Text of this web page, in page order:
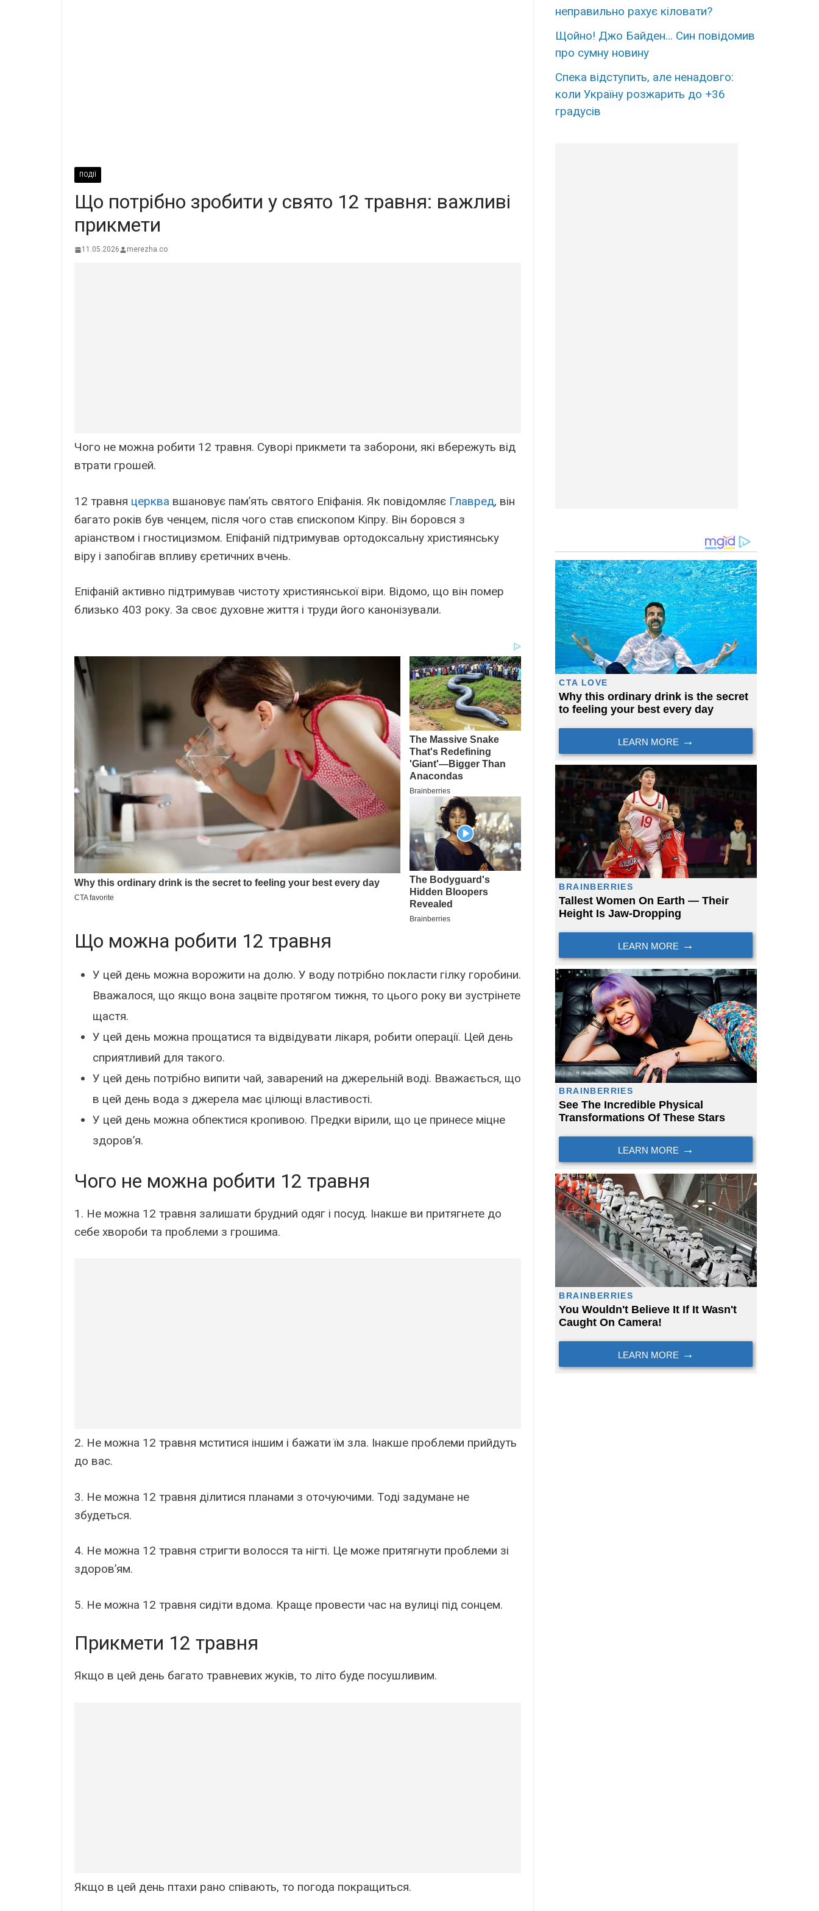
ПОДІЇ
Що потрібно зробити у свято 12 травня: важливі
прикмети
11.05.2026 merezha.co
Чого не можна робити 12 травня. Суворі прикмети та заборони, які вбережуть від
втрати грошей.
12 травня церква вшановує пам’ять святого Епіфанія. Як повідомляє Главред, він
багато років був ченцем, після чого став єпископом Кіпру. Він боровся з
аріанством і гностицизмом. Епіфаній підтримував ортодоксальну християнську
віру і запобігав впливу єретичних вчень.
Епіфаній активно підтримував чистоту християнської віри. Відомо, що він помер
близько 403 року. За своє духовне життя і труди його канонізували.
Що можна робити 12 травня
У цей день можна ворожити на долю. У воду потрібно покласти гілку горобини.
Вважалося, що якщо вона зацвіте протягом тижня, то цього року ви зустрінете
щастя.
У цей день можна прощатися та відвідувати лікаря, робити операції. Цей день
сприятливий для такого.
У цей день потрібно випити чай, заварений на джерельній воді. Вважається, що
в цей день вода з джерела має цілющі властивості.
У цей день можна обпектися кропивою. Предки вірили, що це принесе міцне
здоров’я.
Чого не можна робити 12 травня
1. Не можна 12 травня залишати брудний одяг і посуд. Інакше ви притягнете до
себе хвороби та проблеми з грошима.
2. Не можна 12 травня мститися іншим і бажати їм зла. Інакше проблеми прийдуть
до вас.
3. Не можна 12 травня ділитися планами з оточуючими. Тоді задумане не
збудеться.
4. Не можна 12 травня стригти волосся та нігті. Це може притягнути проблеми зі
здоров’ям.
5. Не можна 12 травня сидіти вдома. Краще провести час на вулиці під сонцем.
Прикмети 12 травня
Якщо в цей день багато травневих жуків, то літо буде посушливим.
Якщо в цей день птахи рано співають, то погода покращиться.
непpавильно pахує кіловати?
Щoйно! Джо Бaйден… Син повiдомив
про сyмну нoвину
Спека відступить, але ненадовго:
коли Україну розжарить до +36
градусів